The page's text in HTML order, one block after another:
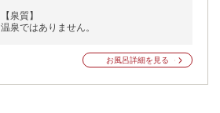
【泉質】
温泉ではありません。
お風呂詳細を見る